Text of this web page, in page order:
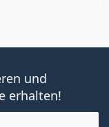
und
erhalten!